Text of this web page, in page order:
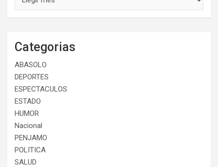
Categorias
ABASOLO
DEPORTES
ESPECTACULOS
ESTADO
HUMOR
Nacional
PENJAMO
POLITICA
SALUD